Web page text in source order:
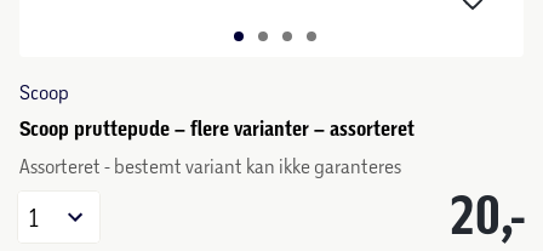
Scoop
Scoop pruttepude – flere varianter – assorteret
Assorteret - bestemt variant kan ikke garanteres
20,-
1